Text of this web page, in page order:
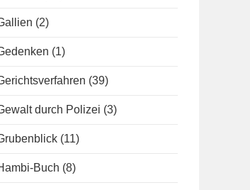
(2)
(1)
(39)
durch Polizei (3)
(11)
Buch (8)